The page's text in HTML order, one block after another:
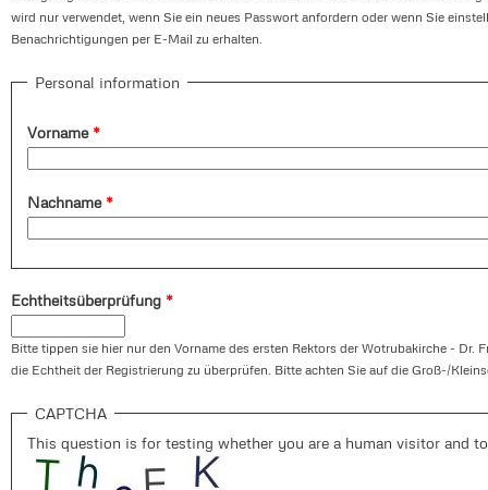
wird nur verwendet, wenn Sie ein neues Passwort anfordern oder wenn Sie
Benachrichtigungen per E-Mail zu erhalten.
Personal information
Vorname *
Nachname *
Echtheitsüberprüfung *
Bitte tippen sie hier nur den Vorname des ersten Rektors der Wotrubakirche - Dr.
die Echtheit der Registrierung zu überprüfen. Bitte achten Sie auf die Groß-/
CAPTCHA
This question is for testing whether you are a human visitor and